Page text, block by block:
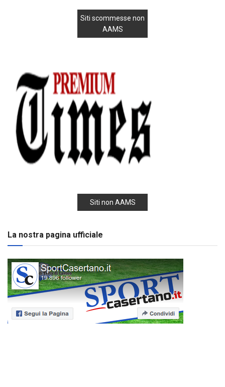
Siti scommesse non
AAMS
Siti non AAMS
La nostra pagina ufficiale